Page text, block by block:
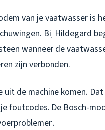
van je vaatwasser is
Bij Hildegard
wanneer de
zijn verbonden.
uit de machine komen.
foutcodes. De Bosch-